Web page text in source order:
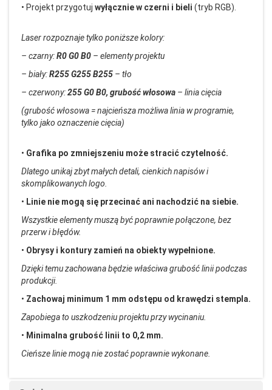
• Projekt przygotuj wyłącznie w czerni i bieli (tryb RGB).
Laser rozpoznaje tylko poniższe kolory:
– czarny:R0 G0 B0 – elementy projektu
– biały:R255 G255 B255 – tło
– czerwony:255 G0 B0, grubość włosowa – linia cięcia
(grubość włosowa = najcieńsza możliwa linia w programie,
tylko jako oznaczenie cięcia)
• Grafika po zmniejszeniu może stracić czytelność.
Dlatego unikaj zbyt małych detali, cienkich napisów i
skomplikowanych logo.
• Linie nie mogą się przecinać ani nachodzić na siebie.
Wszystkie elementy muszą być poprawnie połączone, bez
przerw i błędów.
• Obrysy i kontury zamień na obiekty wypełnione.
Dzięki temu zachowana będzie właściwa grubość linii podczas
produkcji.
• Zachowaj minimum 1 mm odstępu od krawędzi stempla.
Zapobiega to uszkodzeniu projektu przy wycinaniu.
• Minimalna grubość linii to 0,2 mm.
Cieńsze linie mogą nie zostać poprawnie wykonane.